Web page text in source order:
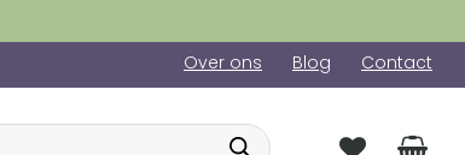
Over ons Blog Contact